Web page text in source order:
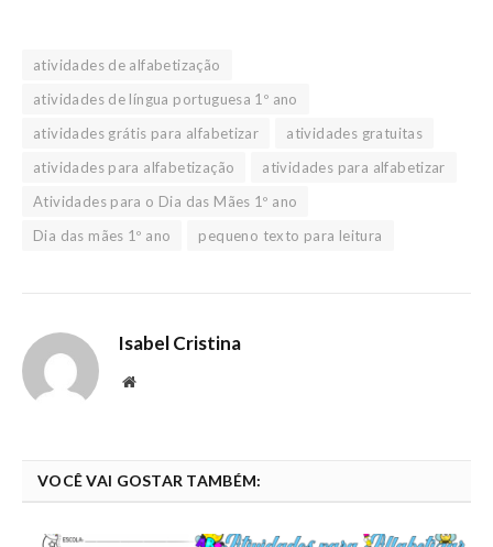
atividades de alfabetização
atividades de língua portuguesa 1º ano
atividades grátis para alfabetizar
atividades gratuitas
atividades para alfabetização
atividades para alfabetizar
Atividades para o Dia das Mães 1º ano
Dia das mães 1º ano
pequeno texto para leitura
Isabel Cristina
Website
VOCÊ VAI GOSTAR TAMBÉM: